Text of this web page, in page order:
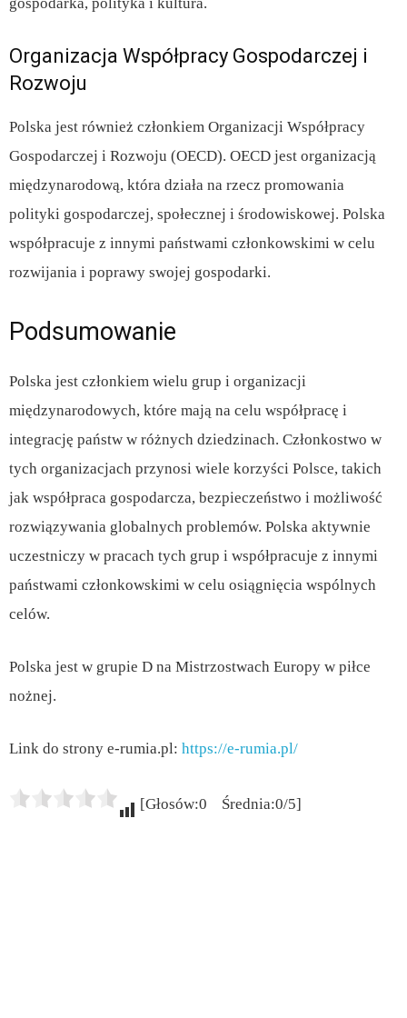
Organizacja Współpracy Gospodarczej i
Rozwoju
Polska jest również członkiem Organizacji Współpracy
Gospodarczej i Rozwoju (OECD). OECD jest organizacją
międzynarodową, która działa na rzecz promowania
polityki gospodarczej, społecznej i środowiskowej. Polska
współpracuje z innymi państwami członkowskimi w celu
rozwijania i poprawy swojej gospodarki.
Podsumowanie
Polska jest członkiem wielu grup i organizacji
międzynarodowych, które mają na celu współpracę i
integrację państw w różnych dziedzinach. Członkostwo w
tych organizacjach przynosi wiele korzyści Polsce, takich
jak współpraca gospodarcza, bezpieczeństwo i możliwość
rozwiązywania globalnych problemów. Polska aktywnie
uczestniczy w pracach tych grup i współpracuje z innymi
państwami członkowskimi w celu osiągnięcia wspólnych
celów.
Polska jest w grupie D na Mistrzostwach Europy w piłce
nożnej.
Link do strony e-rumia.pl: https://e-rumia.pl/
[Głosów:0 Średnia:0/5]